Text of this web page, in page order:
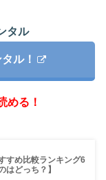
タル
ル！
める！
すめ比較ランキング6
はどっち？】